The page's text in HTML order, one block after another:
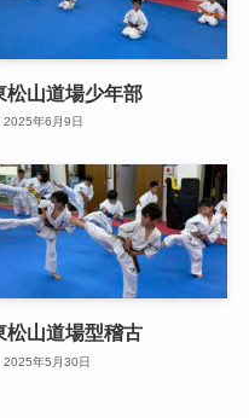
松山道場少年部
2025年6月9日
松山道場型稽古
2025年5月30日